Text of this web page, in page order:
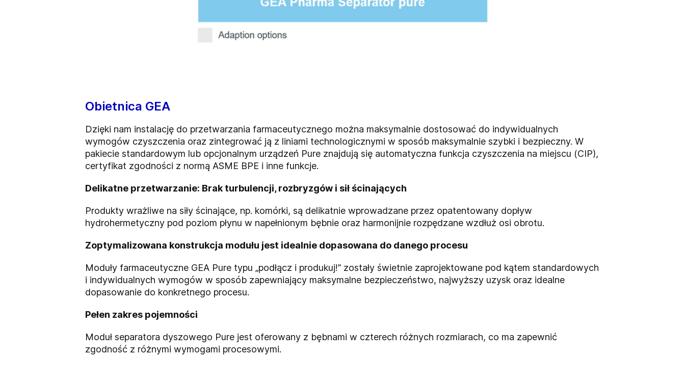
Obietnica GEA
Dzięki nam instalację do przetwarzania farmaceutycznego można maksymalnie dostosować do indywidualnych
wymogów czyszczenia oraz zintegrować ją z liniami technologicznymi w sposób maksymalnie szybki i bezpieczny. W
pakiecie standardowym lub opcjonalnym urządzeń Pure znajdują się automatyczna funkcja czyszczenia na miejscu (CIP),
certyfikat zgodności z normą ASME BPE i inne funkcje.
Delikatne przetwarzanie: Brak turbulencji, rozbryzgów i sił ścinających
Produkty wrażliwe na siły ścinające, np. komórki, są delikatnie wprowadzane przez opatentowany dopływ
hydrohermetyczny pod poziom płynu w napełnionym bębnie oraz harmonijnie rozpędzane wzdłuż osi obrotu.
Zoptymalizowana konstrukcja modułu jest idealnie dopasowana do danego procesu
Moduły farmaceutyczne GEA Pure typu „podłącz i produkuj!” zostały świetnie zaprojektowane pod kątem standardowych
i indywidualnych wymogów w sposób zapewniający maksymalne bezpieczeństwo, najwyższy uzysk oraz idealne
dopasowanie do konkretnego procesu.
Pełen zakres pojemności
Moduł separatora dyszowego Pure jest oferowany z bębnami w czterech różnych rozmiarach, co ma zapewnić
zgodność z różnymi wymogami procesowymi.